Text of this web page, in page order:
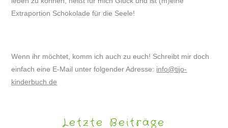
Extraportion Schokolade für die Seele!
Wenn ihr möchtet, komm ich auch zu euch! Schreibt mir doch
einfach eine E-Mail unter folgender Adresse: info@tijo-
kinderbuch.de
Letzte Beiträge